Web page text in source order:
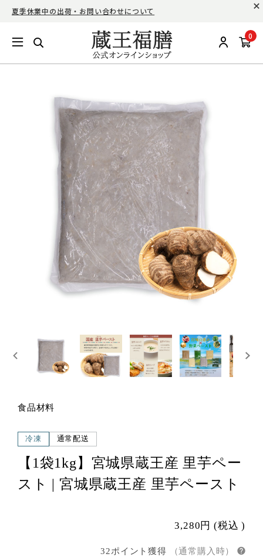
夏季休業中の出荷・お問い合わせについて
0
食品材料
冷凍 通常配送
【1袋1kg】宮城県蔵王産 里芋ペー
スト | 宮城県蔵王産 里芋ペースト
3,280円 (税込)
32ポイント獲得 （通常購入時）